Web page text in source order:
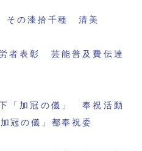
その漆拾千種 清美
者表彰 芸能普及費伝達
「加冠の儀」 奉祝活動
冠の儀」都奉祝委